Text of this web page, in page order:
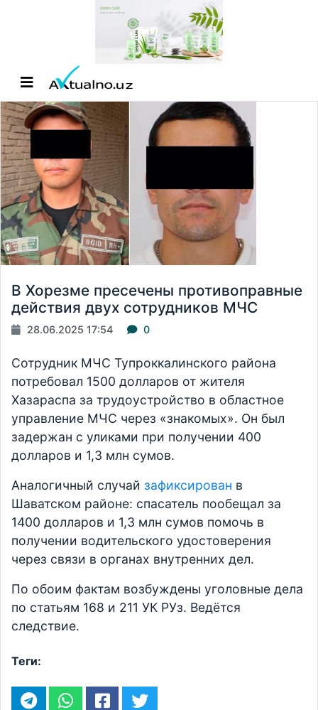
В Хорезме пресечены противоправные
действия двух сотрудников МЧС
28.06.2025 17:54 0
Сотрудник МЧС Тупроккалинского района
потребовал 1500 долларов от жителя
Хазараспа за трудоустройство в областное
управление МЧС через «знакомых». Он был
задержан с уликами при получении 400
долларов и 1,3 млн сумов.
Аналогичный случай зафиксирован в
Шаватском районе: спасатель пообещал за
1400 долларов и 1,3 млн сумов помочь в
получении водительского удостоверения
через связи в органах внутренних дел.
По обоим фактам возбуждены уголовные дела
по статьям 168 и 211 УК РУз. Ведётся
следствие.
Теги: